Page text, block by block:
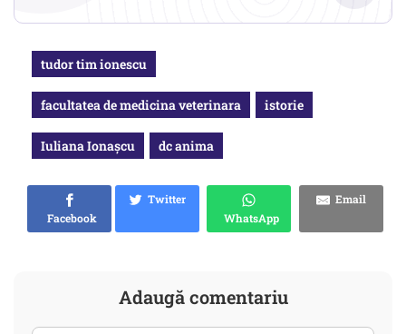
tudor tim ionescu
facultatea de medicina veterinara istorie
Iuliana Ionașcu dc anima
Facebook
Twitter
WhatsApp
Email
Adaugă comentariu